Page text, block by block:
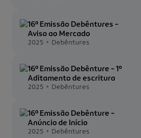
16ª Emissão Debêntures -
Aviso ao Mercado
2025 Debêntures
16ª Emissão Debênture - 1º
Aditamento de escritura
2025 Debêntures
16ª Emissão Debênture -
Anúncio de Início
2025 Debêntures